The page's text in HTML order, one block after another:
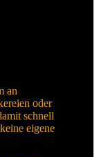
an
oder
schnell
eigene